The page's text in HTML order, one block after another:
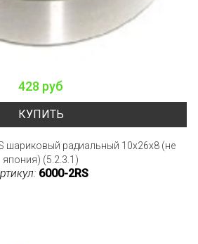
428 руб
КУПИТЬ
шариковый радиальный 10x26x8 (не
япония) (5.2.3.1)
6000-2RS